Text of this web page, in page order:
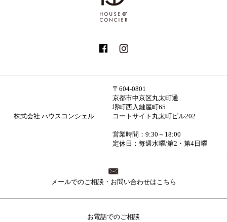
株式会社 ハウスコンシェル
〒604-0801
京都市中京区丸太町通
堺町西入鍵屋町65
コートサイト丸太町ビル202
営業時間：9:30～18:00
定休日：毎週水曜/第2・第4日曜
メールでのご相談・お問い合わせはこちら
お電話でのご相談